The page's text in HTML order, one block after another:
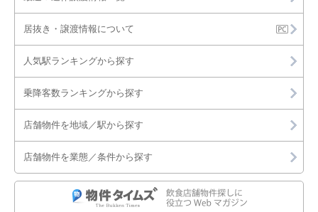
居抜き・譲渡情報について
人気駅ランキングから探す
乗降客数ランキングから探す
店舗物件を地域／駅から探す
店舗物件を業態／条件から探す